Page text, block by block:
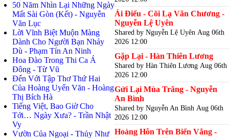
50 Năm Nhìn Lại Những Ngày
Mất Sài Gòn (Kết) - Nguyễn
Văn Lục
Lời Vĩnh Biệt Muộn Màng
Dành Cho Người Bạn Nhảy
Dù - Phạm Tín An Ninh
Hoa Đào Trong Thi Ca Á
Đông - Từ Vũ
Đến Với Tập Thơ Thứ Hai
Của Hoàng Uyển Văn - Hoàng
Thị Bích Hà
Tiếng Việt, Bao Giờ Cho
Tới… Ngày Xưa? - Trần Nhật
Vy
Vườn Của Ngoại - Thủy Như
Ái Điểu - Cõi Lạ Văn Chương -
Nguyễn Lệ Uyên
Shared by Nguyễn Lệ Uyên Aug 06th
2026 12:00
Gặp Lại - Hàn Thiên Lương
Shared by Hàn Thiên Lương Aug 06th
2026 12:00
Gửi Lại Mùa Trăng - Nguyễn
An Bình
Shared by Nguyễn An Bình Aug 06th
2026 12:00
Hoàng Hôn Trên Biển Vắng -